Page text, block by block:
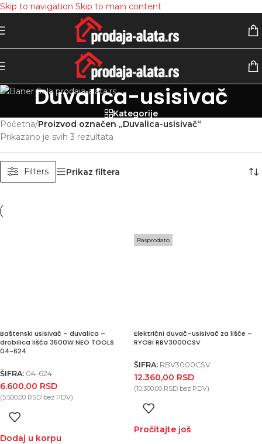
Skip to navigation Skip to main content
Duvalica-usisivač
Kategorije
Početna/Proizvod označen „Duvalica-usisivač“
Prikazano je svih 3 rezultata
Filters Prikaz filtera
Baštenski usisivač – duvalica –
drobilica lišća 3500W NEO TOOLS
04-624
ŠIFRA: 04-624
6.600,00 RSD
(5.500,00 RSD bez PDV)
Dodaj u korpu
Rasprodato
Električni duvač–usisivač za lišće –
RYOBI RBV3000CSV
ŠIFRA: RBV3000CSV
12.360,00 RSD
(10.300,00 RSD bez PDV)
Pročitajte još